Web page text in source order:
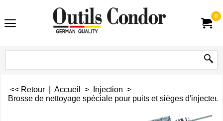
0
<< Retour Accueil > Injection >
Brosse de nettoyage spéciale pour puits et sièges